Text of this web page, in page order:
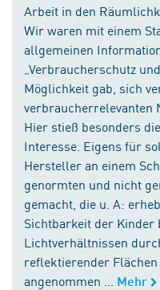
Arbeit in den
Wir waren mit einem
allgemeinen
„Verbraucherschutz
Möglichkeit gab, sich
verbraucherrelevanten
Hier stieß besonders
Interesse. Eigens für
Hersteller an einem
genormten und nicht
gemacht, die u. A:
Sichtbarkeit der Kinder
Lichtverhältnissen
reflektierender
angenommen ...
Mehr